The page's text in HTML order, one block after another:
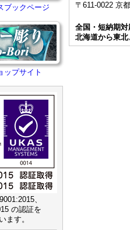
〒611-0022 京
全国・短納期対
北海道から東
ブックページ
ップサイト
、
の認証を
ます。